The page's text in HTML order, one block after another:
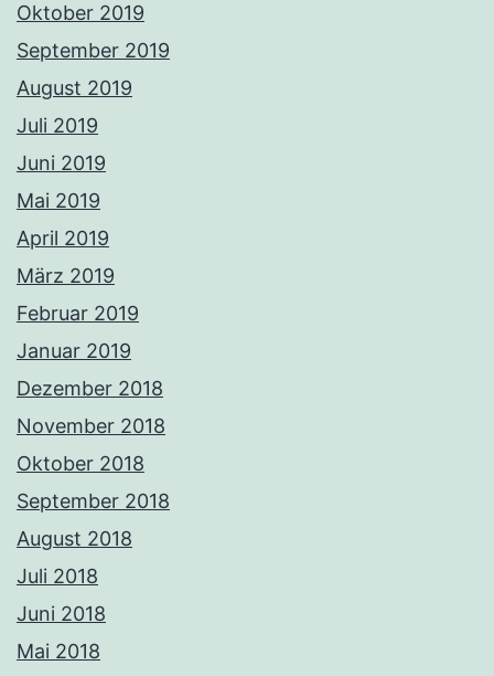
Oktober 2019
September 2019
August 2019
Juli 2019
Juni 2019
Mai 2019
April 2019
März 2019
Februar 2019
Januar 2019
Dezember 2018
November 2018
Oktober 2018
September 2018
August 2018
Juli 2018
Juni 2018
Mai 2018